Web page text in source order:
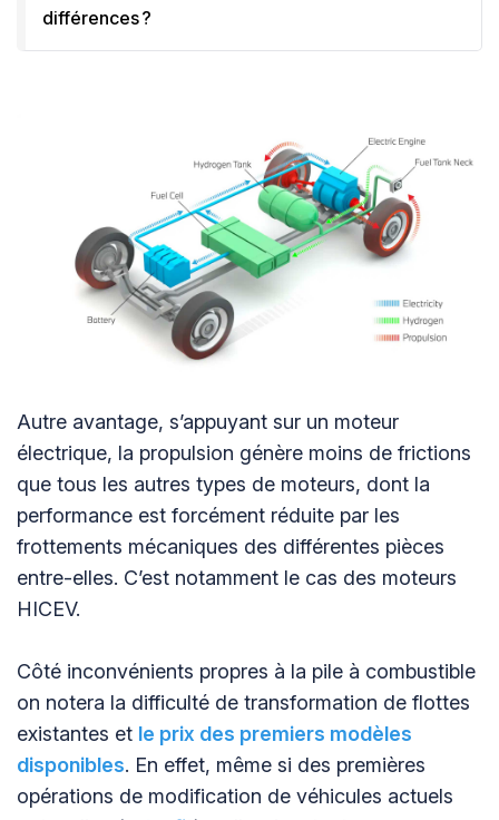
différences ?
Autre avantage, s’appuyant sur un moteur
électrique, la propulsion génère moins de frictions
que tous les autres types de moteurs, dont la
performance est forcément réduite par les
frottements mécaniques des différentes pièces
entre-elles. C’est notamment le cas des moteurs
HICEV.
Côté inconvénients propres à la pile à combustible
on notera la difficulté de transformation de flottes
existantes et le prix des premiers modèles
disponibles. En effet, même si des premières
opérations de modification de véhicules actuels